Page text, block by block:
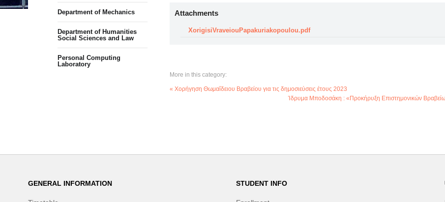
Attachments
XorigisiVraveiouPapakuriakopoulou.pdf
More in this category:
« Χορήγηση Θωμαΐδειου Βραβείου για τις δημοσιεύσεις έτους 2023
Ίδρυμα Μποδοσάκη : «Προκήρυξη Επιστημονικών
Department of Mechanics
Department of Humanities
Social Sciences and Law
Personal Computing
Laboratory
GENERAL INFORMATION STUDENT INFO